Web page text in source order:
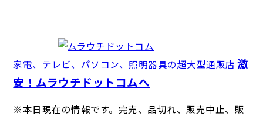
家電、テレビ、パソコン、照明器具の超大型通販店激
安！ムラウチドットコムへ
※本日現在の情報です。完売、品切れ、販売中止、販